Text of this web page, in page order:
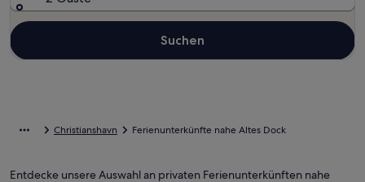
Suchen
Christianshavn Ferienunterkünfte nahe Altes Dock
Entdecke unsere Auswahl an privaten Ferienunterkünften nahe